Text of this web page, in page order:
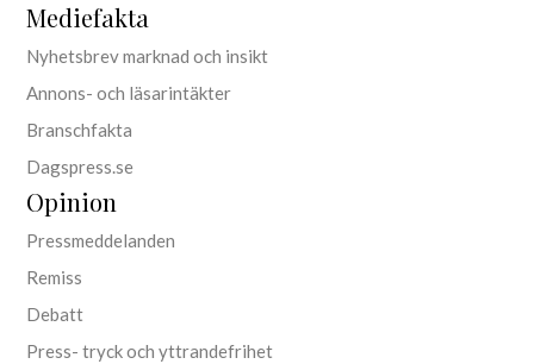
Mediefakta
Nyhetsbrev marknad och insikt
Annons- och läsarintäkter
Branschfakta
Dagspress.se
Opinion
Pressmeddelanden
Remiss
Debatt
Press- tryck och yttrandefrihet